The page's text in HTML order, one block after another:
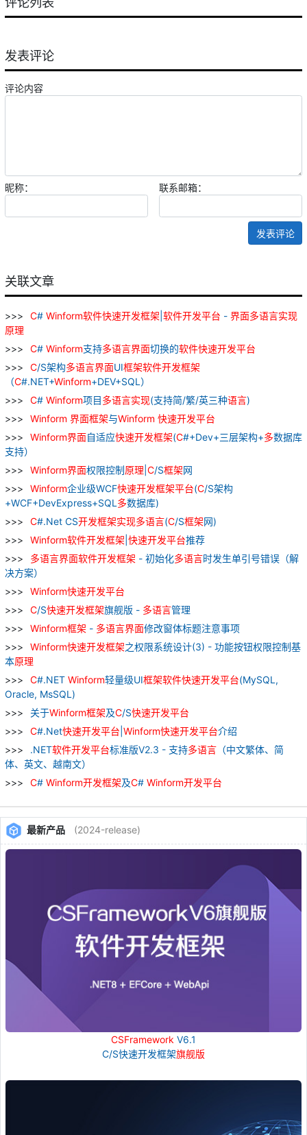
发表评论
评论内容
昵称： 联系邮箱：
发表评论
关联文章
C# Winform软件快速开发框架 软件开发平台 - 界面多语言实现
原理
C# Winform支持多语言界面切换的软件快速开发平台
C/S架构多语言界面UI框架软件开发框架
（C#.NET+Winform+DEV+SQL）
C# Winform项目多语言实现(支持简/繁/英三种语言)
Winform 界面框架与Winform 快速开发平台
Winform界面自适应快速开发框架(C#+Dev+三层架构+多数据库
支持）
Winform界面权限控制原理 C/S框架网
Winform企业级WCF快速开发框架平台(C/S架构
+WCF+DevExpress+SQL 多数据库)
C#.Net CS开发框架实现多语言(C/S框架网)
Winform软件开发框架 快速开发平台推荐
多语言界面软件开发框架 - 初始化多语言时发生单引号错误（解
决方案）
Winform快速开发平台
C/S快速开发框架旗舰版 - 多语言管理
Winform框架 - 多语言界面修改窗体标题注意事项
Winform快速开发框架之权限系统设计(3) - 功能按钮权限控制基
本原理
C#.NET Winform轻量级UI框架软件快速开发平台(MySQL,
Oracle, MsSQL)
关于Winform框架及C/S快速开发平台
C#.Net快速开发平台 Winform快速开发平台介绍
.NET软件开发平台标准版V2.3 - 支持多语言 （中文繁体、简
体、英文、越南文）
C# Winform开发框架及C# Winform开发平台
最新产品 (2024-release)
CSFramework V6.1
C/S快速开发框架旗舰版